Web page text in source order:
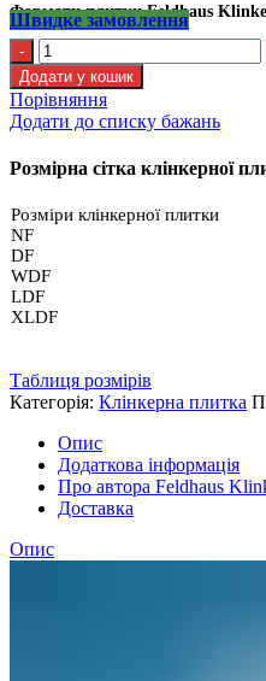
Формати плитки Feldhaus
Швидке замовлення
Kлінкерна
плитка
Feldhaus
R
737
XLDF14
кількість
Додати у кошик
Порівняння
Додати до списку бажань
Розмірна сітка клінкерної
Розміри клінкерної плитки
NF
DF
WDF
LDF
XLDF
Таблиця розмірів
Категорія: Клінкерна плитка
Опис
Додаткова інформація
Про автора Feldhaus
Доставка
Опис